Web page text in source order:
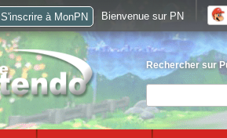
Rechercher sur
S'inscrire à MonPN Bienvenue sur PN